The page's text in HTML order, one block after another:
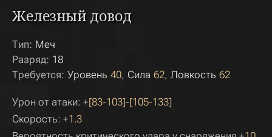
Железный довод
Тип: Меч
Разряд: 18
Требуется: Уровень 40 Сила 62 Ловкость 62
Урон от атаки: +[83-103]-[105-133]
Скорость: +1.3